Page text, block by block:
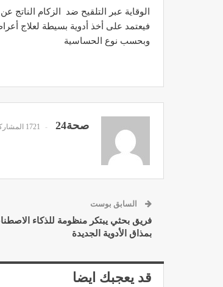
الوقاية عبر التلقيح ضد الزكام
فيعتمد على أخذ أدوية بسيطة لعلاج
وبحسب نوع الحساسية
صحة24 1721 المشاركات
السابق بوست
فريق بحثي يبتكر منظومة للذكاء
بمذاق الأدوية الجديدة
قد يعجبك ايضا
لمرضى
د. لحنش شراف:
تصحيح بعض